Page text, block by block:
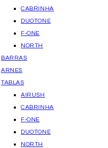
CABRINHA
DUOTONE
F-ONE
NORTH
BARRAS
ARNES
TABLAS
AIRUSH
CABRINHA
F-ONE
DUOTONE
NORTH